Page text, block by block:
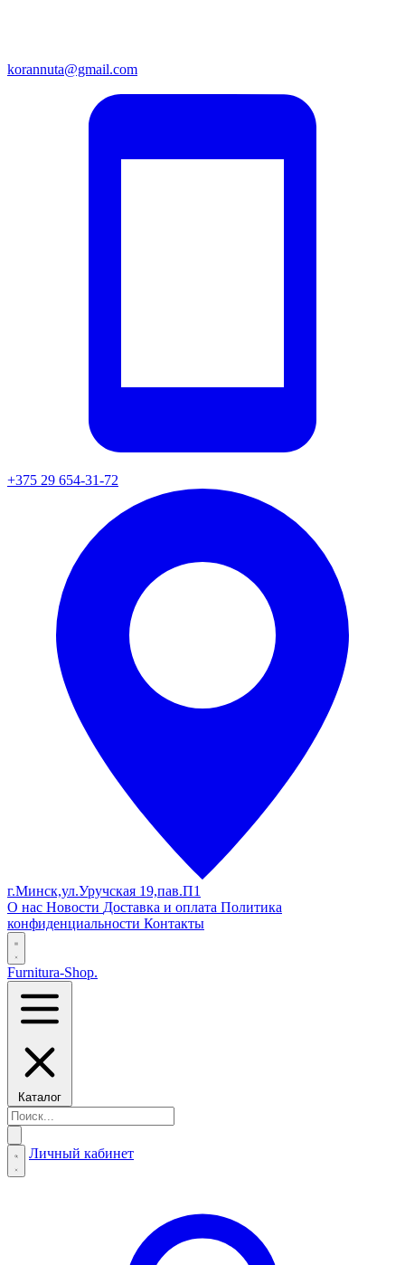
korannuta@gmail.com
+375 29 654-31-72
г.Минск,ул.Уручская 19,пав.П1
О нас Новости Доставка и оплата Политика
конфиденциальности Контакты
Furnitura-Shop.
Каталог
Личный кабинет